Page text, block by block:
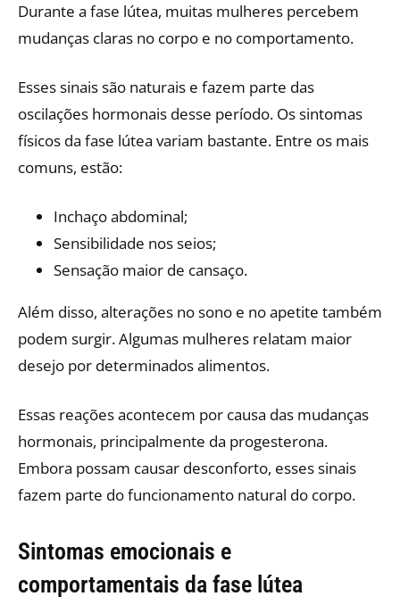
Durante a fase lútea, muitas mulheres percebem
mudanças claras no corpo e no comportamento.
Esses sinais são naturais e fazem parte das
oscilações hormonais desse período. Os sintomas
físicos da fase lútea variam bastante. Entre os mais
comuns, estão:
Inchaço abdominal;
Sensibilidade nos seios;
Sensação maior de cansaço.
Além disso, alterações no sono e no apetite também
podem surgir. Algumas mulheres relatam maior
desejo por determinados alimentos.
Essas reações acontecem por causa das mudanças
hormonais, principalmente da progesterona.
Embora possam causar desconforto, esses sinais
fazem parte do funcionamento natural do corpo.
Sintomas emocionais e
comportamentais da fase lútea